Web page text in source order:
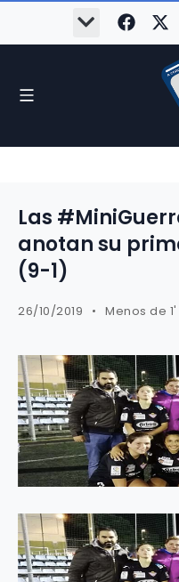
Las
anotan su
(9-1)
26/10/2019 Menos de